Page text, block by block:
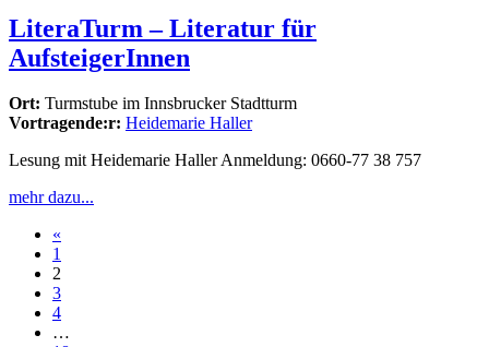
LiteraTurm – Literatur für
AufsteigerInnen
Ort: Turmstube im Innsbrucker Stadtturm
Vortragende:r: Heidemarie Haller
Lesung mit Heidemarie Haller Anmeldung: 0660-77 38 757
mehr dazu...
Beitrags-
Navigation
«
1
2
3
4
…